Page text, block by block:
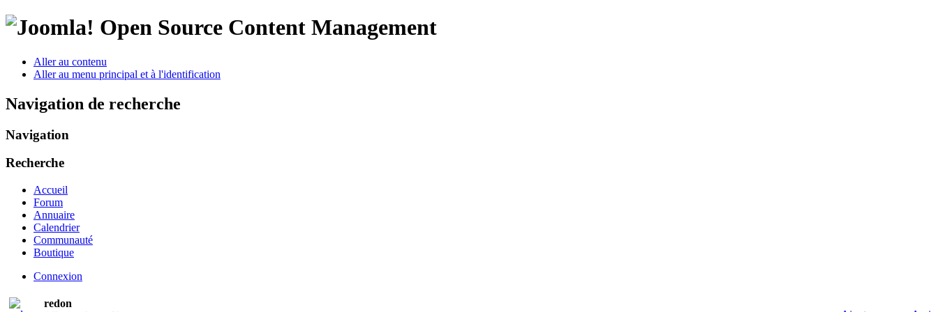
Open Source Content Management
Aller au contenu
Aller au menu principal et à l'identification
Navigation de recherche
Navigation
Recherche
Accueil
Forum
Annuaire
Calendrier
Communauté
Boutique
Connexion
redon